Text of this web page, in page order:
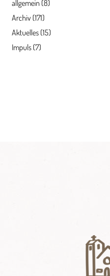
allgemein (8)
Archiv (171)
Aktuelles (15)
Impuls (7)